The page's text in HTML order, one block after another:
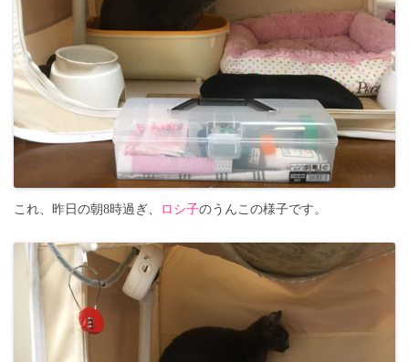
これ、昨日の朝8時過ぎ、 ロシ子のうんこの様子です。